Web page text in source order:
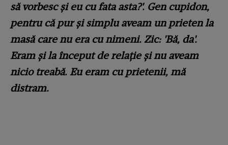
să vorbesc și eu cu fata asta?'. Gen cupidon,
pentru că pur și simplu aveam un prieten la
masă care nu era cu nimeni. Zic: 'Bă, da'.
Eram și la început de relație și nu aveam
nicio treabă. Eu eram cu prietenii, mă
distram.